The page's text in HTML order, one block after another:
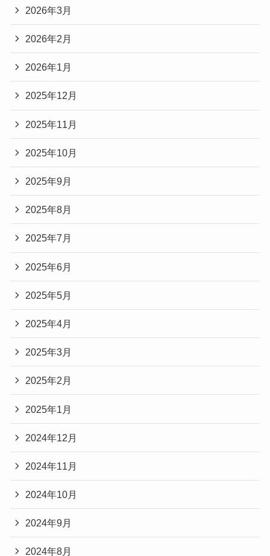
2026年3月
2026年2月
2026年1月
2025年12月
2025年11月
2025年10月
2025年9月
2025年8月
2025年7月
2025年6月
2025年5月
2025年4月
2025年3月
2025年2月
2025年1月
2024年12月
2024年11月
2024年10月
2024年9月
2024年8月